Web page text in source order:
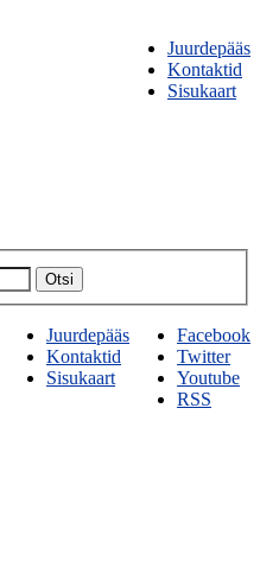
Juurdepääs
Kontaktid
Sisukaart
Otsi
Facebook
Twitter
Youtube
RSS
Juurdepääs
Kontaktid
Sisukaart